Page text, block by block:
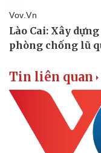
Tin liên quan